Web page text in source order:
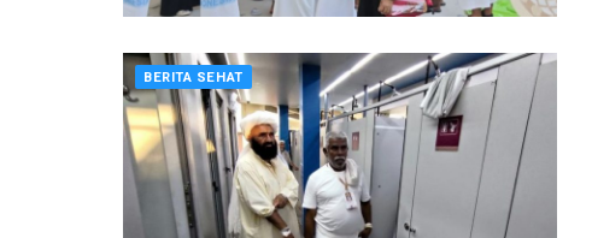
BERITA SEHAT